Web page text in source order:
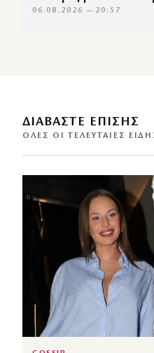
06.08.2026 — 20:57
ΔΙΑΒΑΣΤΕ ΕΠΙΣΗΣ
ΌΛΕΣ ΟΙ ΤΕΛΕΥΤΑΊΕΣ